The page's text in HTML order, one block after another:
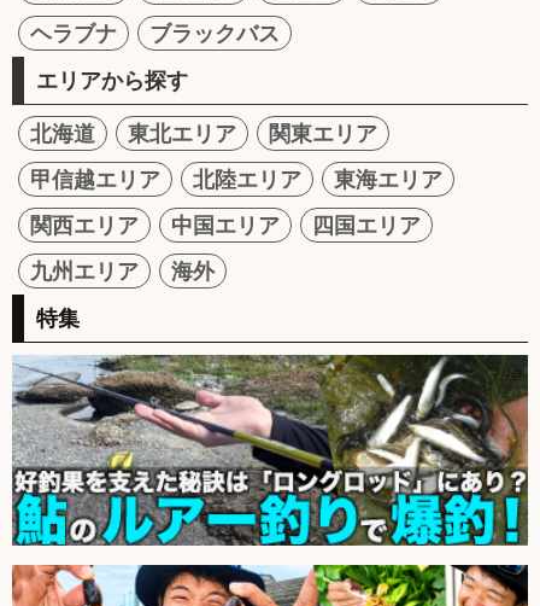
ヘラブナ
ブラックバス
エリアから探す
北海道 東北エリア
関東エリア
甲信越エリア
北陸エリア
東海エリア
関西エリア
中国エリア
四国エリア
九州エリア
海外
特集